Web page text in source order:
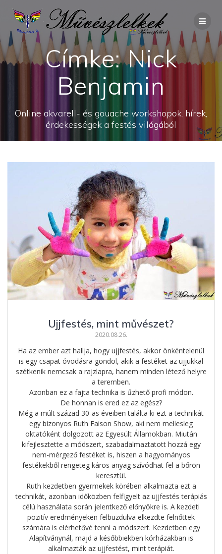
content
Címke:Nick
Benjamin
Online akvarell- és gouache workshopok, hírek,
érdekességek a festés világából
Ujjfestés, mint művészet?
2020.08.26.
Ha az ember azt hallja, hogy ujjfestés, akkor önkéntelenül
is egy csapat óvodásra gondol, akik a festéket az ujjukkal
szétkenik nemcsak a rajzlapra, hanem minden létező helyre
a teremben.
Azonban ez a fajta technika is űzhető profi módon.
De honnan is ered ez az egész?
Még a múlt század 30-as éveiben találta ki ezt a technikát
egy bizonyos Ruth Faison Show, aki nem mellesleg
oktatóként dolgozott az Egyesült Államokban. Miután
kifejlesztette a módszert, szabadalmaztatott hozzá egy
nem-mérgező festéket is, hiszen a hagyományos
festékekből rengeteg káros anyag szívódhat fel a bőrön
keresztül.
Ruth kezdetben gyermekek körében alkalmazta ezt a
technikát, azonban időközben felfigyelt az ujjfestés terápiás
célú használata során jelentkező előnyökre is. A kezdeti
pozitív eredményeken felbuzdulva elkezdte felnőttek
számára is elérhetővé tenni a módszert. Kezdetben egy
Alapítványnál, majd a későbbiekben kórházakban is
alkalmazták az ujjfestést, mint terápiát.